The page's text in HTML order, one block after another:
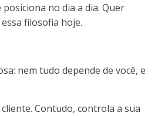
no dia a dia. Quer
filosofia hoje.
nem tudo depende de você, e
Contudo, controla a sua